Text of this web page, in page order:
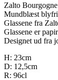
Zalto
Mundblæst
Glassene fra
Glassene er
Designet ud fra
H: 23cm
D: 12,5cm
R: 96cl